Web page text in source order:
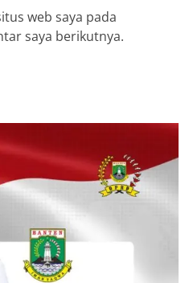
web saya pada
saya berikutnya.